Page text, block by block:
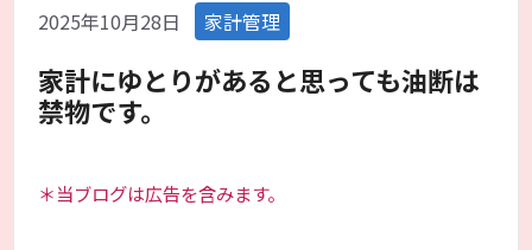
2025年10月28日 カ
テ
ゴ
リ
家計管理
家計にゆとりがあると思っても油断は
禁物です。
＊当ブログは広告を含みます。